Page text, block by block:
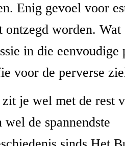
Enig gevoel voor
ontzegd worden.
in die eenvoudige
voor de perverse
je wel met de rest
de spannendste